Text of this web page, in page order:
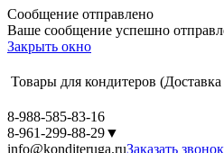
Сообщение отправлено
Ваше сообщение успешно
Закрыть окно
Товары для кондитеров
8-988-585-83-16
8-961-299-88-29▼
info@konditeruga.ruЗаказать звонок